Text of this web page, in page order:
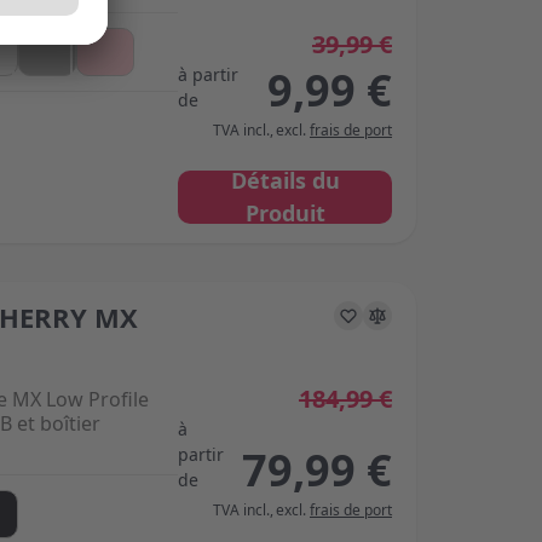
39,99 €
à partir
de
9,99 €
TVA incl., excl. frais de port
Détails du
Produit
MX Low Profile
et boîtier
on the options chosen on the product page
MX
184,99 €
à
partir
de
79,99 €
TVA incl., excl. frais de port